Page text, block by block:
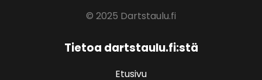
© 2025 Dartstaulu.fi
Tietoa dartstaulu.fi:stä
Etusivu